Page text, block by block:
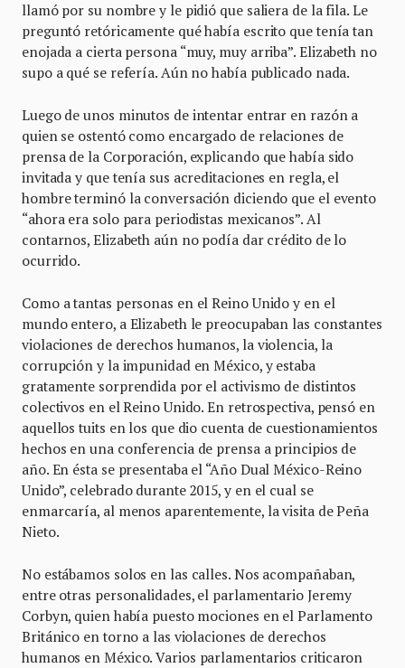
llamó por su nombre y le pidió que saliera de la fila. Le
preguntó retóricamente qué había escrito que tenía tan
enojada a cierta persona “muy, muy arriba”. Elizabeth no
supo a qué se refería. Aún no había publicado nada.
Luego de unos minutos de intentar entrar en razón a
quien se ostentó como encargado de relaciones de
prensa de la Corporación, explicando que había sido
invitada y que tenía sus acreditaciones en regla, el
hombre terminó la conversación diciendo que el evento
“ahora era solo para periodistas mexicanos”. Al
contarnos, Elizabeth aún no podía dar crédito de lo
ocurrido.
Como a tantas personas en el Reino Unido y en el
mundo entero, a Elizabeth le preocupaban las constantes
violaciones de derechos humanos, la violencia, la
corrupción y la impunidad en México, y estaba
gratamente sorprendida por el activismo de distintos
colectivos en el Reino Unido. En retrospectiva, pensó en
aquellos tuits en los que dio cuenta de cuestionamientos
hechos en una conferencia de prensa a principios de
año. En ésta se presentaba el “Año Dual México-Reino
Unido”, celebrado durante 2015, y en el cual se
enmarcaría, al menos aparentemente, la visita de Peña
Nieto.
No estábamos solos en las calles. Nos acompañaban,
entre otras personalidades, el parlamentario Jeremy
Corbyn, quien había puesto mociones en el Parlamento
Británico en torno a las violaciones de derechos
humanos en México. Varios parlamentarios criticaron